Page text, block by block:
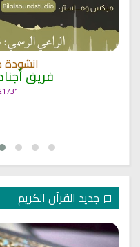
فريق
| 2025-05-04
جديد القرآن الكريم